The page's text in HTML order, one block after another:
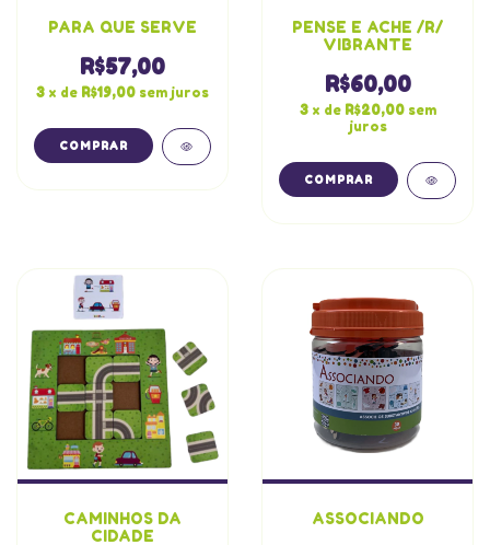
PARA QUE SERVE
R$57,00
3 x de R$19,00 sem juros
PENSE E ACHE /R/
VIBRANTE
R$60,00
3 x de R$20,00 sem
juros
CAMINHOS DA
CIDADE
ASSOCIANDO